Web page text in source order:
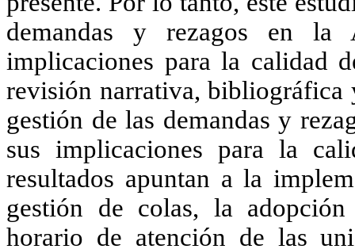
demandas y rezagos en
implicaciones para la calidad
revisión narrativa, bibliográfica
gestión de las demandas y
sus implicaciones para la
resultados apuntan a la
gestión de colas, la
horario de atención de las